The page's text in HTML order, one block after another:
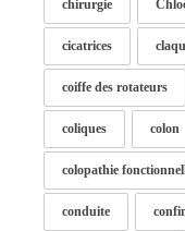
chirurgie
cicatrices
coiffe des rotateurs
coliques colon
colopathie
conduite